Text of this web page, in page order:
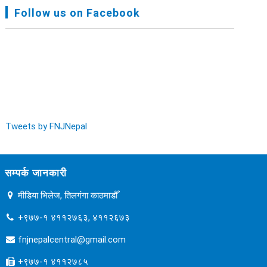
FNJ, Financial Report Presented At Nagarkot
Follow us on Facebook
Tweets by FNJNepal
सम्पर्क जानकारी
मीडिया भिलेज, तिलगंगा काठमाडौँ
+९७७-१ ४११२७६३, ४११२६७३
fnjnepalcentral@gmail.com
+९७७-१ ४११२७८५